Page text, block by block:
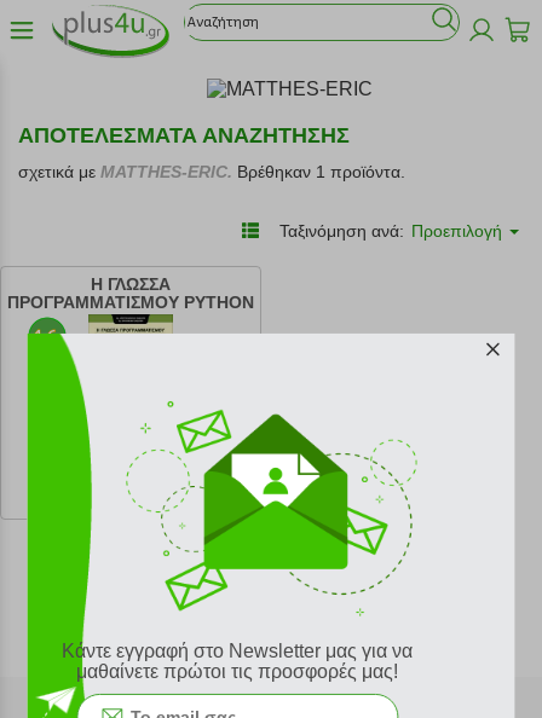
ΑΠΟΤΕΛΕΣΜΑΤΑ ΑΝΑΖΗΤΗΣΗΣ
σχετικά με MATTHES-ERIC. Βρέθηκαν 1 προϊόντα.
Ταξινόμηση ανά: Προεπιλογή
Η ΓΛΩΣΣΑ
ΠΡΟΓΡΑΜΜΑΤΙΣΜΟΥ PYTHON
κωδ. 108169216
27.00 €
Ελάχιστη 30 ημερών 30.00 €
Προτεινόμενη λιανική 30.00 €
Κάντε εγγραφή στο Newsletter μας για να
μαθαίνετε πρώτοι τις προσφορές μας!